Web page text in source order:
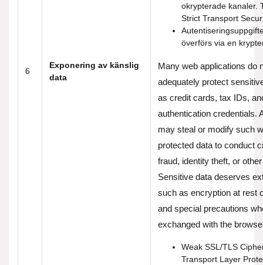
6
Exponering av känslig
data
okrypterade kanaler.
Strict Transport
överförs via en
Many web applications do
adequately protect
as credit cards, tax IDs,
authentication credentials.
may steal or modify such
protected data to conduct
fraud, identity theft, or
Sensitive data deserves
such as encryption at rest
and special precautions
exchanged with the
Weak SSL/TLS
Transport Layer